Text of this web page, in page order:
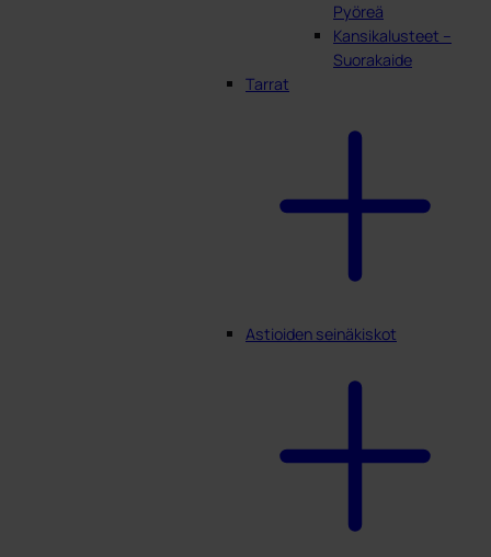
Pyöreä
Kansikalusteet –
Suorakaide
Tarrat
Astioiden seinäkiskot